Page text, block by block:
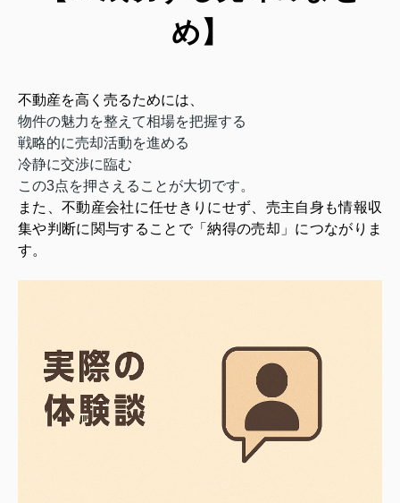
め】
不動産を高く売るためには、
物件の魅力を整えて相場を把握する
戦略的に売却活動を進める
冷静に交渉に臨む
この3点を押さえることが大切です。
また、不動産会社に任せきりにせず、売主自身も情報収
集や判断に関与することで「納得の売却」につながりま
す。